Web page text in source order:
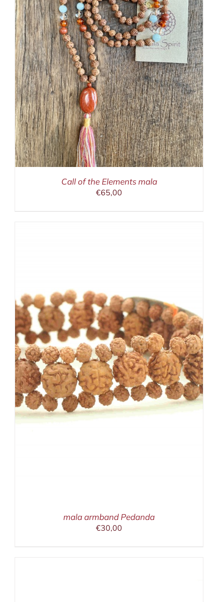
Call of the Elements mala
€65,00
mala armband Pedanda
€30,00